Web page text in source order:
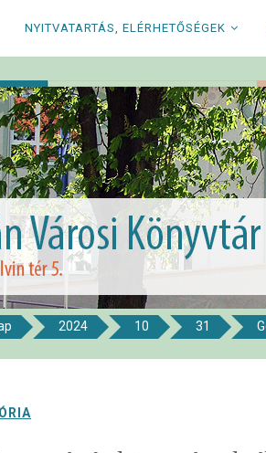
NYITVATARTÁS, ELÉRHETŐSÉGEK
Városi
2024 10 31